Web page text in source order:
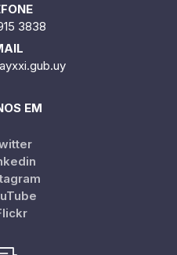
3838
EM